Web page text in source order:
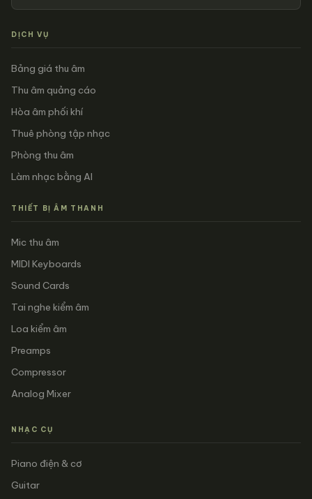
DỊCH VỤ
Bảng giá thu âm
Thu âm quảng cáo
Hòa âm phối khí
Thuê phòng tập nhạc
Phòng thu âm
Làm nhạc bằng AI
THIẾT BỊ ÂM THANH
Mic thu âm
MIDI Keyboards
Sound Cards
Tai nghe kiểm âm
Loa kiểm âm
Preamps
Compressor
Analog Mixer
NHẠC CỤ
Piano điện & cơ
Guitar